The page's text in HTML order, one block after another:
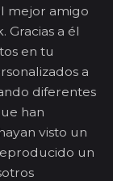
mejor amigo
Gracias a él
en tu
a
diferentes
han
visto un
un